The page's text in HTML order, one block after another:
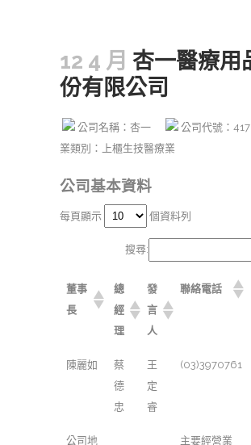
12 4 月 杏一醫療用
份有限公司
公司名稱：杏一 公司代號：
業類別：上櫃生技醫療業
公司基本資料
每頁顯示 個資料列
搜尋:
董事
長
總
經
理
發
言
人
聯絡電話
陳麗如
蔡
德
忠
王
定
睿
(03)3970761
公司地
主要經營業